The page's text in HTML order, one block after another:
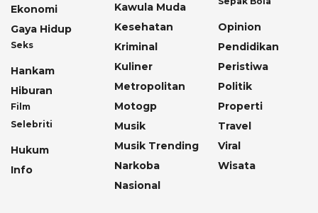
Ekonomi
Gaya Hidup
Seks
Hankam
Hiburan
Film
Selebriti
Hukum
Info
Kawula Muda
Kesehatan
Kriminal
Kuliner
Metropolitan
Motogp
Musik
Musik Trending
Narkoba
Nasional
Opinion
Pendidikan
Peristiwa
Politik
Properti
Travel
Viral
Wisata